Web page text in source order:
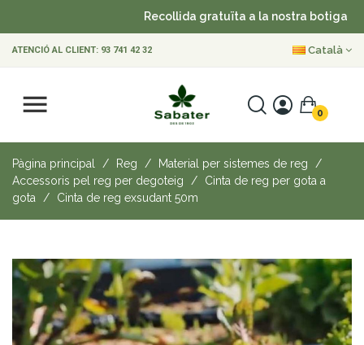
Recollida gratuïta a la nostra botiga
ATENCIÓ AL CLIENT: 93 741 42 32 Català
0
Pàgina principal Reg
Material per sistemes de reg
Accessoris pel reg per degoteig
Cinta de reg per gota a
gota
Cinta de reg exsudant 50m